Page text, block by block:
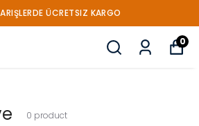
ÜCRETSIZ KARGO
0
0 product